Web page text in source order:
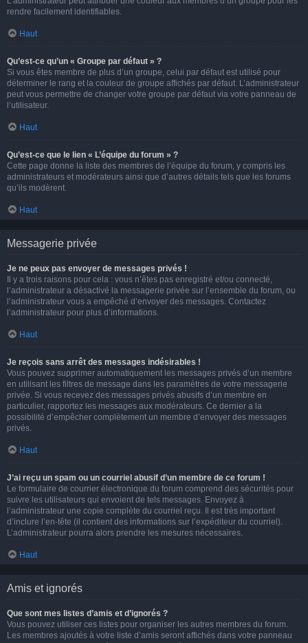
rendre facilement identifiables.
Haut
Qu’est-ce qu’un « Groupe par défaut » ?
Si vous êtes membre de plus d’un groupe, celui par défaut est utilisé pour
déterminer le rang et la couleur de groupe affichés par défaut. L’administrateur
peut vous permettre de changer votre groupe par défaut via votre panneau de
l’utilisateur.
Haut
Qu’est-ce que le lien « L’équipe du forum » ?
Cette page donne la liste des membres de l’équipe du forum, y compris les
administrateurs et modérateurs ainsi que d’autres détails tels que les forums
qu’ils modèrent.
Haut
Messagerie privée
Je ne peux pas envoyer de messages privés !
Il y a trois raisons pour cela : vous n’êtes pas enregistré et/ou connecté,
l’administrateur a désactivé la messagerie privée sur l’ensemble du forum, ou
l’administrateur vous a empêché d’envoyer des messages. Contactez
l’administrateur pour plus d’informations.
Haut
Je reçois sans arrêt des messages indésirables !
Vous pouvez supprimer automatiquement les messages privés d’un membre
en utilisant les filtres de message dans les paramètres de votre messagerie
privée. Si vous recevez des messages privés abusifs d’un membre en
particulier, rapportez les messages aux modérateurs. Ce dernier a la
possibilité d’empêcher complètement un membre d’envoyer des messages
privés.
Haut
J’ai reçu un spam ou un courriel abusif d’un membre de ce forum !
Le formulaire de courrier électronique du forum comprend des sécurités pour
suivre les utilisateurs qui envoient de tels messages. Envoyez à
l’administrateur une copie complète du courriel reçu. Il est très important
d’inclure l’en-tête (il contient des informations sur l’expéditeur du courriel).
L’administrateur pourra alors prendre les mesures nécessaires.
Haut
Amis et ignorés
Que sont mes listes d’amis et d’ignorés ?
Vous pouvez utiliser ces listes pour organiser les autres membres du forum.
Les membres ajoutés à votre liste d’amis seront affichés dans votre panneau